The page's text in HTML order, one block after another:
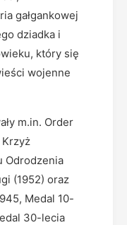
gałgankowej
dziadka i
który się
wojenne
m.in. Order
Krzyż
Odrodzenia
(1952) oraz
Medal 10-
30-lecia